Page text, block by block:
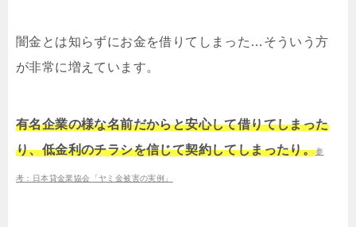
闇金とは知らずにお金を借りてしまった…そういう方
が非常に増えています。
有名企業の様な名前だからと安心して借りてしまった
り、低金利のチラシを信じて契約してしまったり。参
考：日本貸金業協会「ヤミ金被害の実例」